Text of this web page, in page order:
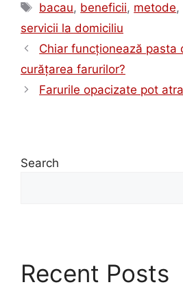
bacau, beneficii, metode,
servicii la domiciliu
Chiar funcționează pasta
curățarea farurilor?​
Farurile opacizate pot
Search
Recent Posts